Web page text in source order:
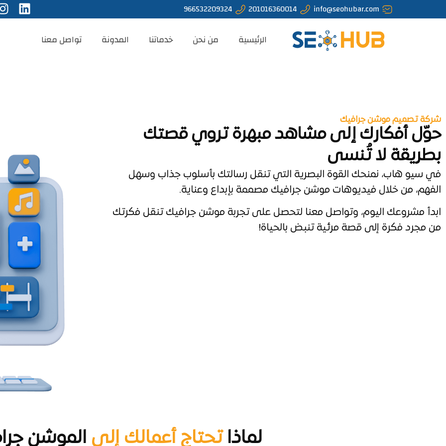
info@seohubar.com
201016360014
966532209324
الرئيسية من نحن خدماتنا المدونة تواصل معنا
شركة تصميم موشن جرافيك
حوّل أفكارك إلى مشاهد مبهرة تروي قصتك
بطريقة لا تُنسى
في سيو هاب، نمنحك القوة البصرية التي تنقل رسالتك بأسلوب جذاب وسهل
الفهم، من خلال فيديوهات موشن جرافيك مصممة بإبداع وعناية.
ابدأ مشروعك اليوم، وتواصل معنا لتحصل على تجربة موشن جرافيك تنقل فكرتك
من مجرد فكرة إلى قصة مرئية تنبض بالحياة!
لماذاتحتاج أعمالك إلى الموشن